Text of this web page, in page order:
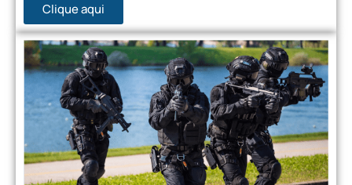
Clique aqui